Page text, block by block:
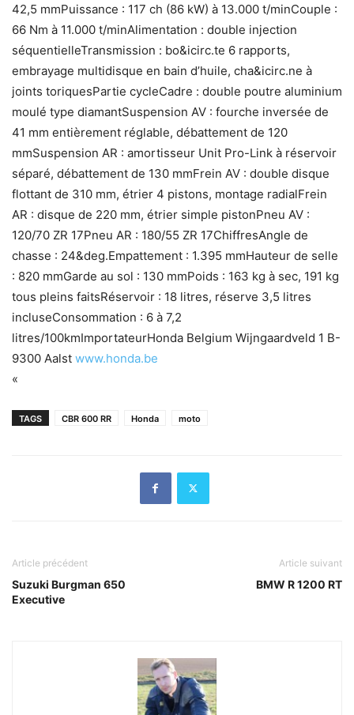
42,5 mmPuissance : 117 ch (86 kW) à 13.000 t/minCouple :
66 Nm à 11.000 t/minAlimentation : double injection
séquentielleTransmission : bo&icirc.te 6 rapports,
embrayage multidisque en bain d’huile, cha&icirc.ne à
joints toriquesPartie cycleCadre : double poutre aluminium
moulé type diamantSuspension AV : fourche inversée de
41 mm entièrement réglable, débattement de 120
mmSuspension AR : amortisseur Unit Pro-Link à réservoir
séparé, débattement de 130 mmFrein AV : double disque
flottant de 310 mm, étrier 4 pistons, montage radialFrein
AR : disque de 220 mm, étrier simple pistonPneu AV :
120/70 ZR 17Pneu AR : 180/55 ZR 17ChiffresAngle de
chasse : 24&deg.Empattement : 1.395 mmHauteur de selle
: 820 mmGarde au sol : 130 mmPoids : 163 kg à sec, 191 kg
tous pleins faitsRéservoir : 18 litres, réserve 3,5 litres
incluseConsommation : 6 à 7,2
litres/100kmImportateurHonda Belgium Wijngaardveld 1 B-
9300 Aalst www.honda.be
«
TAGS CBR 600 RR Honda moto
Article précédent
Suzuki Burgman 650
Executive
Article suivant
BMW R 1200 RT